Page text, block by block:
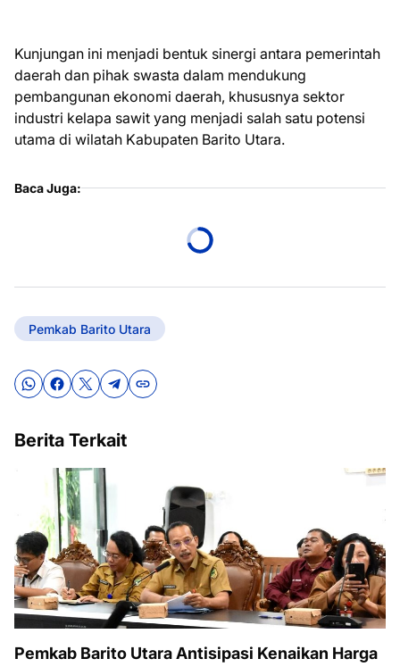
Kunjungan ini menjadi bentuk sinergi antara pemerintah
daerah dan pihak swasta dalam mendukung
pembangunan ekonomi daerah, khususnya sektor
industri kelapa sawit yang menjadi salah satu potensi
utama di wilatah Kabupaten Barito Utara.
Baca Juga:
Pemkab Barito Utara
Berita Terkait
Pemkab Barito Utara Antisipasi Kenaikan Harga